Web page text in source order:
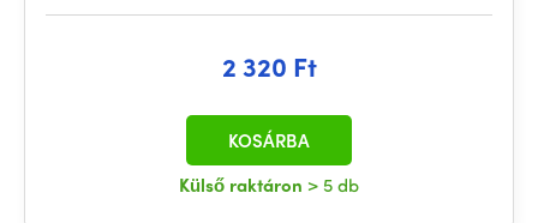
2 320 Ft
Külső raktáron > 5 db
KOSÁRBA